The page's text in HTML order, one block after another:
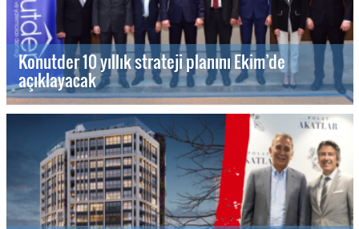
Konutder 10 yıllık strateji planını Ekim’de
açıklayacak